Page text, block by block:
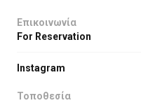
Επικοινωνία
For Reservation
Instagram
Τοποθεσία